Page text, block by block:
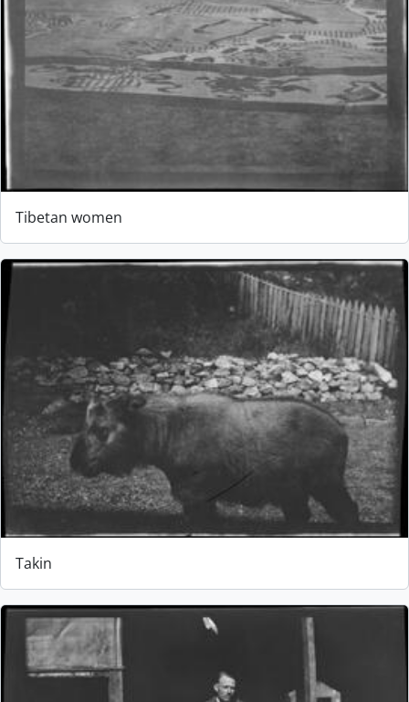
Tibetan women
Takin